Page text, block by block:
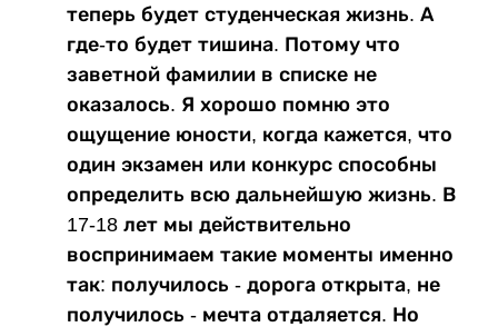
теперь будет студенческая жизнь. А
где-то будет тишина. Потому что
заветной фамилии в списке не
оказалось. Я хорошо помню это
ощущение юности, когда кажется, что
один экзамен или конкурс способны
определить всю дальнейшую жизнь. В
17-18 лет мы действительно
воспринимаем такие моменты именно
так: получилось - дорога открыта, не
получилось - мечта отдаляется. Но